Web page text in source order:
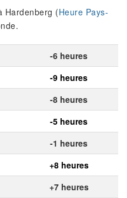
Hardenberg (Heure Pays-
-6 heures
-9 heures
-8 heures
-5 heures
-1 heures
+8 heures
+7 heures